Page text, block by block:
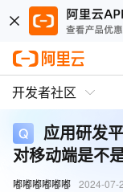
开发者社区
应用研发
对移动端是不
嘟嘟嘟嘟嘟嘟 2024-07-